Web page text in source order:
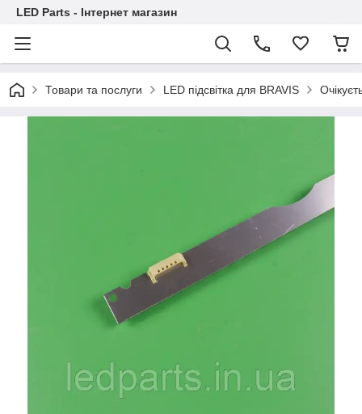
LED Parts - Інтернет магазин
Товари та послуги LED підсвітка для BRAVIS